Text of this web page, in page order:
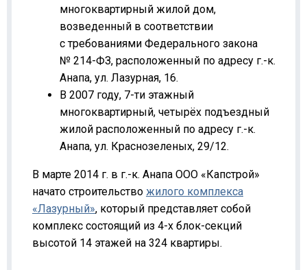
многоквартирный жилой дом,
возведенный в соответствии
с требованиями Федерального закона
№ 214-ФЗ, расположенный по адресу г.-к.
Анапа, ул. Лазурная, 16.
В 2007 году, 7-ти этажный
многоквартирный, четырёх подъездный
жилой расположенный по адресу г.-к.
Анапа, ул. Краснозеленых, 29/12.
В марте 2014 г. в г.-к. Анапа ООО «Капстрой»
начато строительство жилого комплекса
«Лазурный», который представляет собой
комплекс состоящий из 4-х блок-секций
высотой 14 этажей на 324 квартиры.